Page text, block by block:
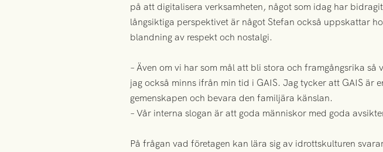
på att digitalisera verksamheten, något som idag har
långsiktiga perspektivet är något Stefan också uppskattar
blandning av respekt och nostalgi.
– Även om vi har som mål att bli stora och framgångsrika
jag också minns ifrån min tid i GAIS. Jag tycker att GAIS
gemenskapen och bevara den familjära känslan.
– Vår interna slogan är att goda människor med goda
På frågan vad företagen kan lära sig av idrottskulturen